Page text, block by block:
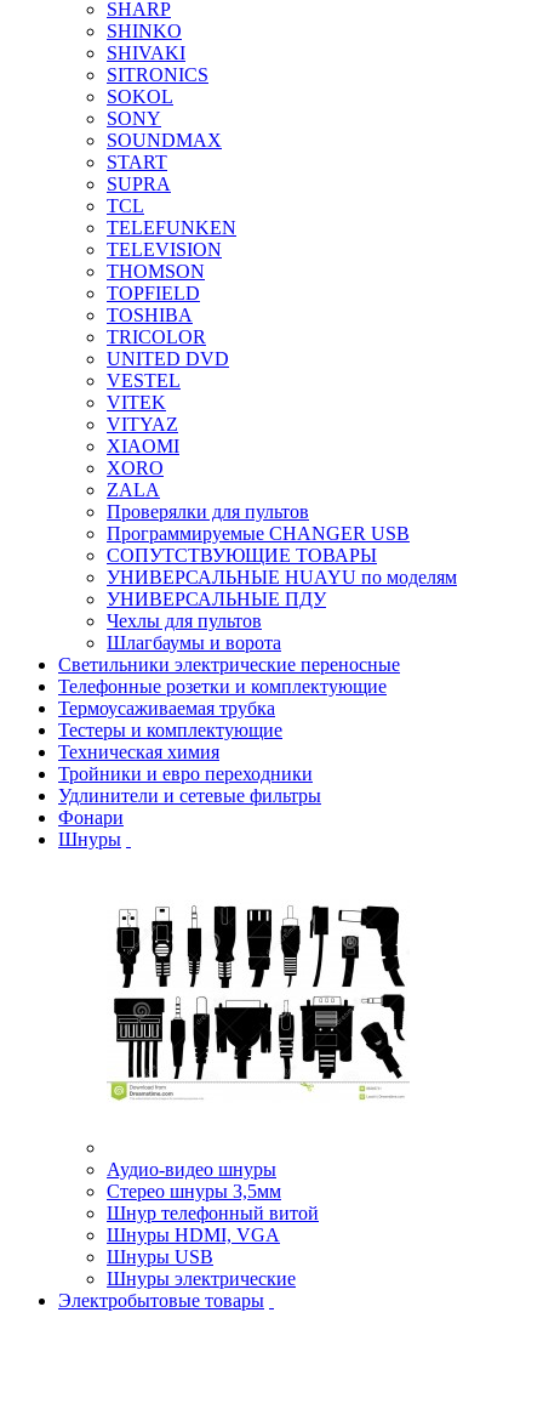
SHARP
SHINKO
SHIVAKI
SITRONICS
SOKOL
SONY
SOUNDMAX
START
SUPRA
TCL
TELEFUNKEN
TELEVISION
THOMSON
TOPFIELD
TOSHIBA
TRICOLOR
UNITED DVD
VESTEL
VITEK
VITYAZ
XIAOMI
XORO
ZALA
Проверялки для пультов
Программируемые CHANGER USB
СОПУТСТВУЮЩИЕ ТОВАРЫ
УНИВЕРСАЛЬНЫЕ HUAYU по моделям
УНИВЕРСАЛЬНЫЕ ПДУ
Чехлы для пультов
Шлагбаумы и ворота
Светильники электрические переносные
Телефонные розетки и комплектующие
Термоусаживаемая трубка
Тестеры и комплектующие
Техническая химия
Тройники и евро переходники
Удлинители и сетевые фильтры
Фонари
Шнуры
Аудио-видео шнуры
Стерео шнуры 3,5мм
Шнур телефонный витой
Шнуры HDMI, VGA
Шнуры USB
Шнуры электрические
Электробытовые товары